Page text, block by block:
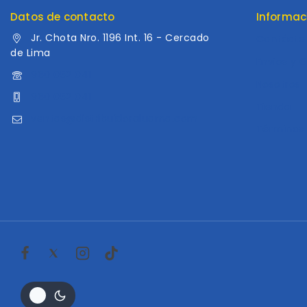
Datos de contacto
Jr. Chota Nro. 1196 Int. 16 - Cercado
de Lima